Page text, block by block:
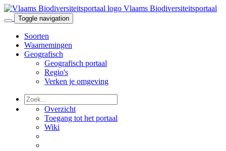
Vlaams Biodiversiteitsportaal
Toggle navigation
Soorten
Waarnemingen
Geografisch
Geografisch portaal
Regio's
Verken je omgeving
Overzicht
Toegang tot het portaal
Wiki